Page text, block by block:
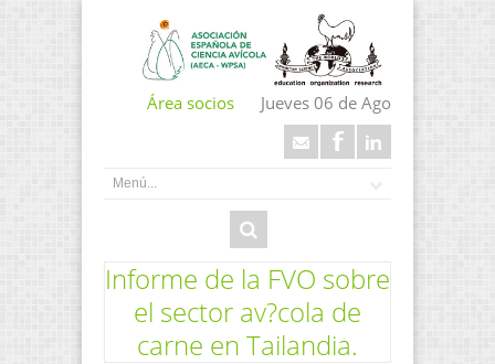
Área socios Jueves 06 de Ago
Informe de la FVO sobre
el sector av?cola de
carne en Tailandia.